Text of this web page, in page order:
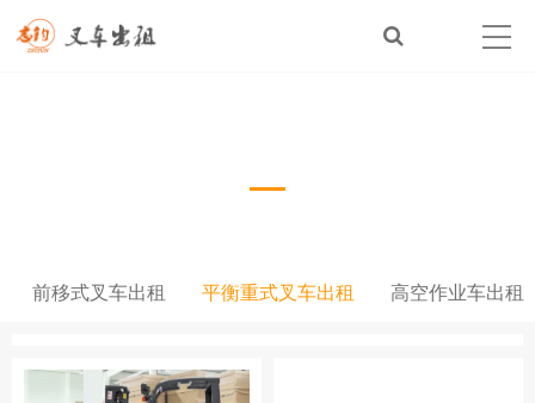
前移式叉车出租 平衡重式叉车出租 高空作业车出租